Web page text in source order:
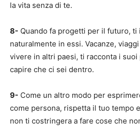
la vita senza di te.
8- Quando fa progetti per il futuro, ti
naturalmente in essi. Vacanze,
vivere in altri paesi, ti racconta i
capire che ci sei dentro.
9- Come un altro modo per
come persona, rispetta il tuo tempo
non ti costringera a fare cose che